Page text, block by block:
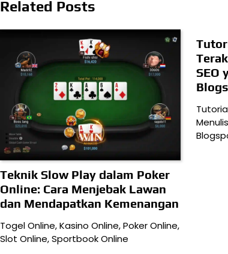
Related Posts
Teknik Slow Play dalam Poker
Online: Cara Menjebak Lawan
dan Mendapatkan Kemenangan
Togel Online, Kasino Online, Poker Online,
Slot Online, Sportbook Online
SEO